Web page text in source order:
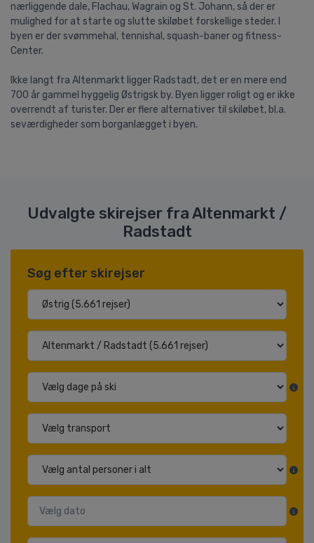
nærliggende dale, Flachau, Wagrain og St. Johann, så der er
mulighed for at starte og slutte skiløbet forskellige steder. I
byen er der svømmehal, tennishal, squash-baner og fitness-
Center.
Ikke langt fra Altenmarkt ligger Radstadt, det er en mere end
700 år gammel hyggelig Østrigsk by. Byen ligger roligt og er ikke
overrendt af turister. Der er flere alternativer til skiløbet, bl.a.
seværdigheder som borganlægget i byen.
Udvalgte skirejser fra Altenmarkt /
Radstadt
Søg efter skirejser